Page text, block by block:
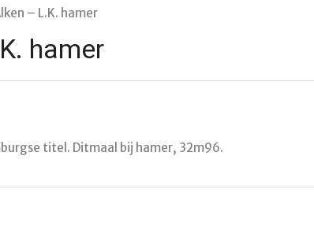
– L.K. hamer
hamer
titel. Ditmaal bij hamer, 32m96.